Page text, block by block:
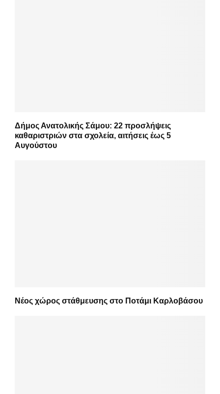
Δήμος Ανατολικής Σάμου: 22 προσλήψεις
καθαριστριών στα σχολεία, αιτήσεις έως 5
Αυγούστου
Νέος χώρος στάθμευσης στο Ποτάμι Καρλοβάσου